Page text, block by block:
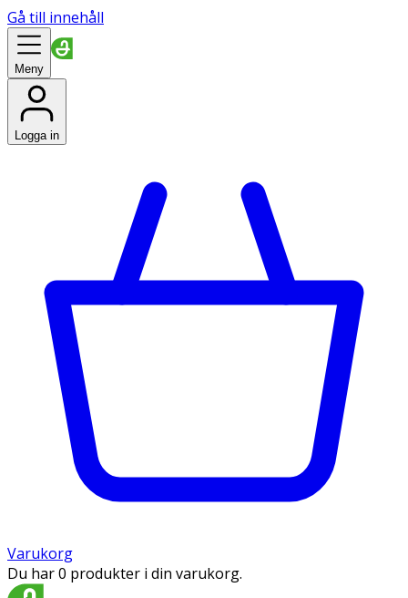
Gå till innehåll
Meny
Logga in
Varukorg
Du har 0 produkter i din varukorg.